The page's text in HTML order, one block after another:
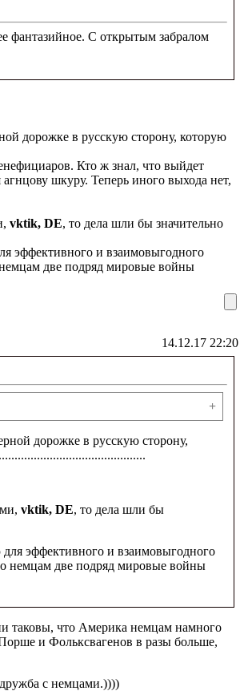
фантазийное. С открытым забралом
дорожке в русскую сторону, которую
Кто ж знал, что выйдет
шкуру. Теперь иного выхода нет,
vktik, DE, то дела шли бы значительно
эффективного и взаимовыгодного
две подряд мировые войны
14.12.17 22:20
+
дорожке в русскую сторону,
vktik, DE, то дела шли бы
для эффективного и взаимовыгодного
немцам две подряд мировые войны
таковы, что Америка немцам намного
и Фольксвагенов в разы больше,
дружба с немцами.))))